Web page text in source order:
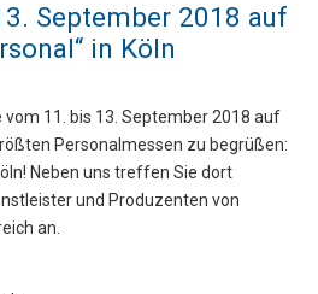
September 2018 auf
in Köln
11. bis 13. September 2018 auf
Personalmessen zu begrüßen:
Neben uns treffen Sie dort
und Produzenten von
an.